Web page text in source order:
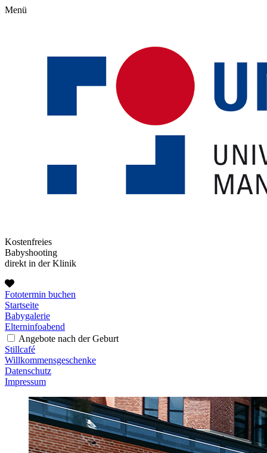
Menü
Kostenfreies
Babyshooting
direkt in der Klinik
Fototermin buchen
Startseite
Babygalerie
Elterninfoabend
Angebote nach der Geburt
Stillcafé
Willkommensgeschenke
Datenschutz
Impressum